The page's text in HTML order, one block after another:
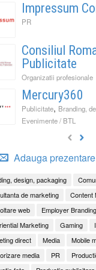
It Back, Pepsi!
nu mai
to Human.
Impressum
PR
Consiliul
Publicitate
Organizatii profesionale
Mercury360
Publicitate, Branding,
Evenimente / BTL
Adauga
design, packaging
de marketing
Content
web
Employer Branding
Marketing
Gaming
direct
Media
Mobile
media
PR